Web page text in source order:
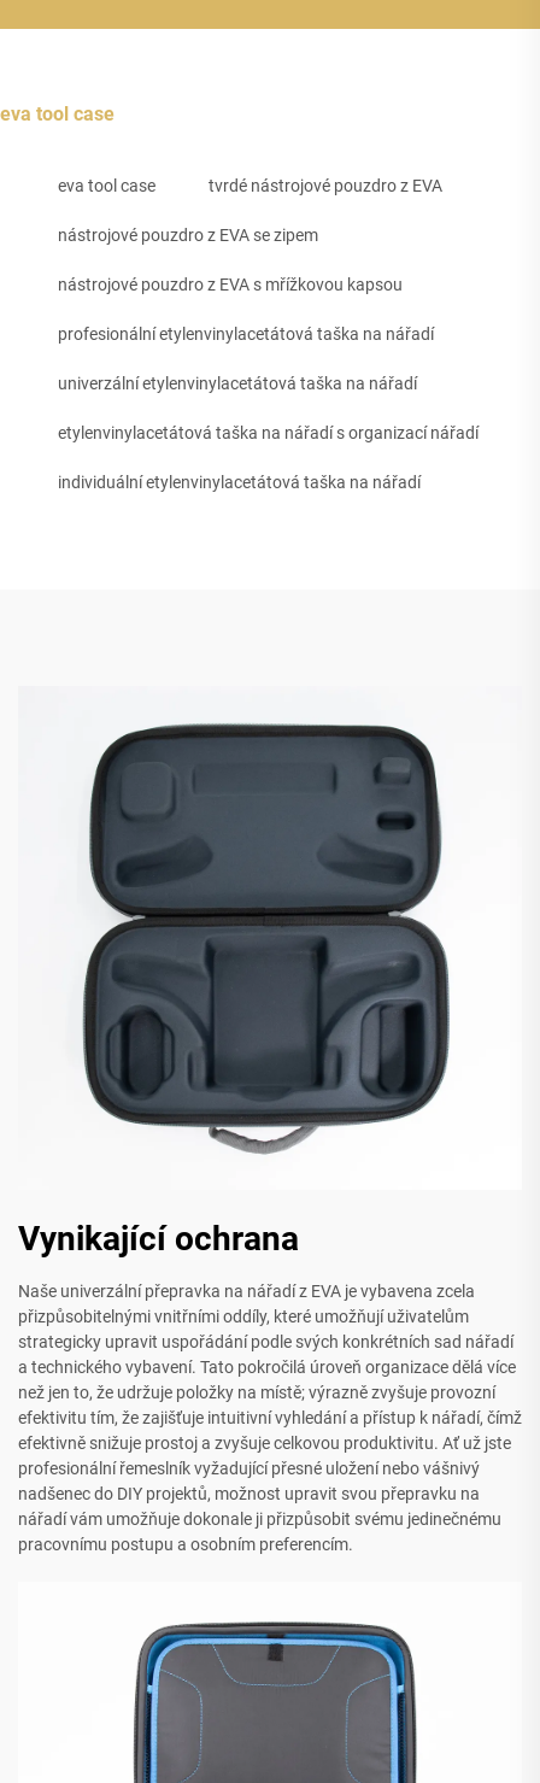
eva tool case
eva tool case tvrdé nástrojové pouzdro z EVA
nástrojové pouzdro z EVA se zipem
nástrojové pouzdro z EVA s mřížkovou kapsou
profesionální etylenvinylacetátová taška na nářadí
univerzální etylenvinylacetátová taška na nářadí
etylenvinylacetátová taška na nářadí s organizací nářadí
individuální etylenvinylacetátová taška na nářadí
Vynikající ochrana
Naše univerzální přepravka na nářadí z EVA je vybavena zcela
přizpůsobitelnými vnitřními oddíly, které umožňují uživatelům
strategicky upravit uspořádání podle svých konkrétních sad nářadí
a technického vybavení. Tato pokročilá úroveň organizace dělá více
než jen to, že udržuje položky na místě; výrazně zvyšuje provozní
efektivitu tím, že zajišťuje intuitivní vyhledání a přístup k nářadí, čímž
efektivně snižuje prostoj a zvyšuje celkovou produktivitu. Ať už jste
profesionální řemeslník vyžadující přesné uložení nebo vášnivý
nadšenec do DIY projektů, možnost upravit svou přepravku na
nářadí vám umožňuje dokonale ji přizpůsobit svému jedinečnému
pracovnímu postupu a osobním preferencím.